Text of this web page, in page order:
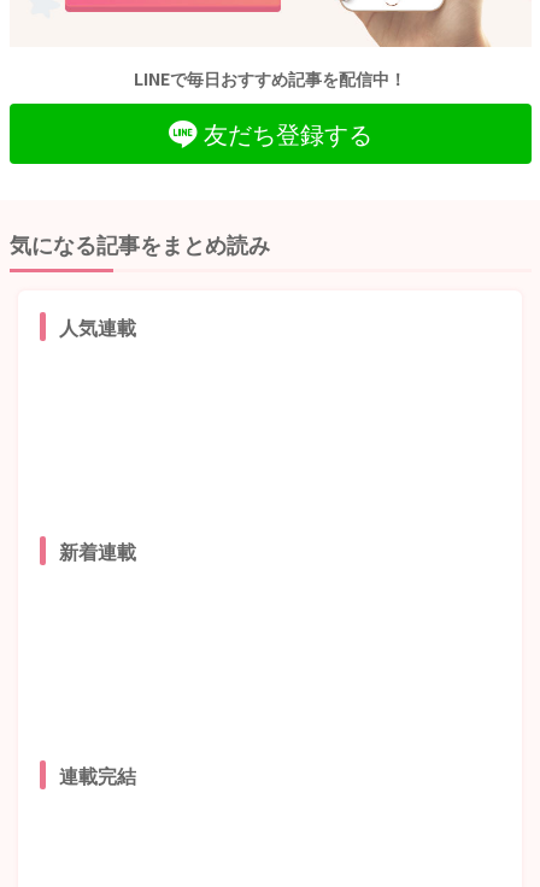
LINEで毎日おすすめ記事を配信中！
友だち登録する
気になる記事をまとめ読み
人気連載
新着連載
連載完結